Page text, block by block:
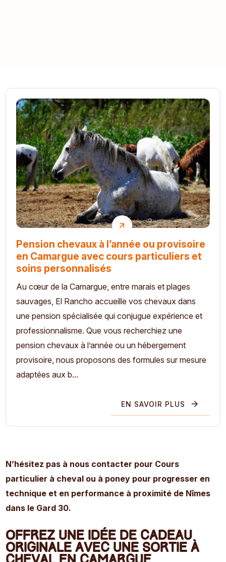
Pension chevaux à l’année ou provisoire
en Camargue avec cours particuliers et
soins personnalisés
Au cœur de la Camargue, entre marais et plages
sauvages, El Rancho accueille vos chevaux dans
une pension spécialisée qui conjugue expérience et
professionnalisme. Que vous recherchiez une
pension chevaux à l’année ou un hébergement
provisoire, nous proposons des formules sur mesure
adaptées aux b...
EN SAVOIR PLUS
N’hésitez pas à nous contacter pour Cours
particulier à cheval ou à poney pour progresser en
technique et en performance à proximité de Nîmes
dans le Gard 30.
Offrez une idée de cadeau
originale avec une sortie à